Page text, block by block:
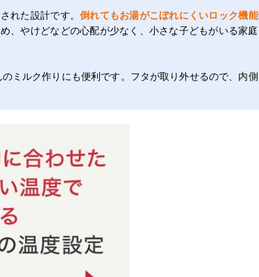
れた設計です。倒れてもお湯がこぼれにくいロック機能
、やけどなどの心配が少なく、小さな子どもがいる家庭
ミルク作りにも便利です。フタが取り外せるので、内側